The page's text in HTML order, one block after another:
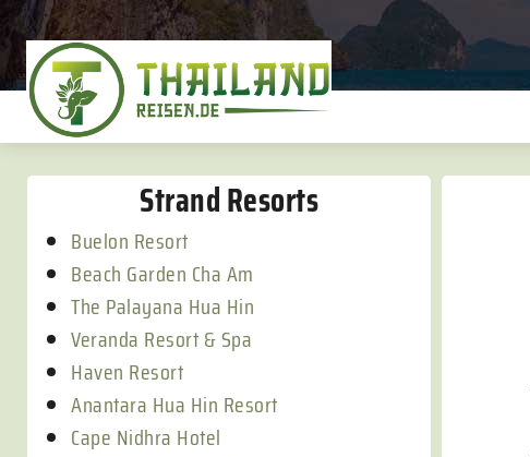
Strand Resorts
Buelon Resort
Beach Garden Cha Am
The Palayana Hua Hin
Veranda Resort & Spa
Haven Resort
Anantara Hua Hin Resort
Cape Nidhra Hotel